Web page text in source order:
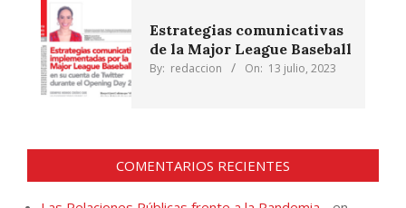
Estrategias comunicativas
de la Major League Baseball
By: redaccion On: 13 julio, 2023
COMENTARIOS RECIENTES